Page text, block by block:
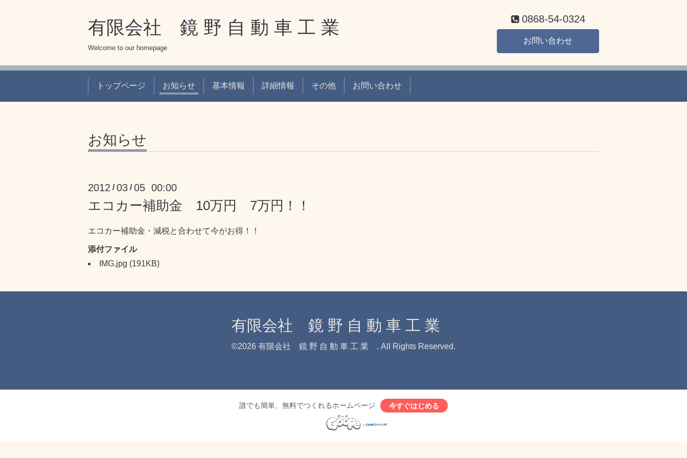
有限会社 鏡 野 自 動 車 工 業
Welcome to our homepage
0868-54-0324
お問い合わせ
トップページ お知らせ 基本情報 詳細情報 その他 お問い合わせ
お知らせ
2012 /03 /05 00:00
エコカー補助金 10万円 7万円！！
エコカー補助金・減税と合わせて今がお得！！
添付ファイル
IMG.jpg (191KB)
有限会社 鏡 野 自 動 車 工 業
©2026 有限会社 鏡 野 自 動 車 工 業 . All Rights Reserved.
誰でも簡単、無料でつくれるホームページ 今すぐはじめる